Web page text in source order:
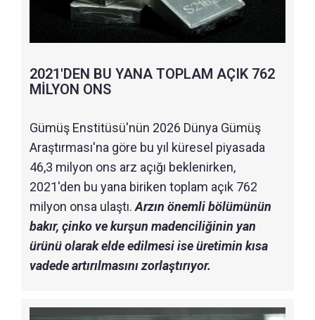
2021'DEN BU YANA TOPLAM AÇIK 762
MİLYON ONS
Gümüş Enstitüsü'nün 2026 Dünya Gümüş
Araştırması'na göre bu yıl küresel piyasada
46,3 milyon ons arz açığı beklenirken,
2021'den bu yana biriken toplam açık 762
milyon onsa ulaştı.Arzın önemli bölümünün
bakır, çinko ve kurşun madenciliğinin yan
ürünü olarak elde edilmesi ise üretimin kısa
vadede artırılmasını zorlaştırıyor.